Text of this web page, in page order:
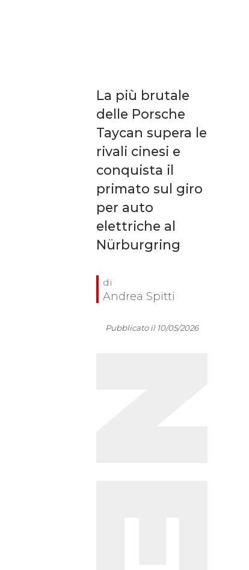
La più brutale
delle Porsche
Taycan supera le
rivali cinesi e
conquista il
primato sul giro
per auto
elettriche al
Nürburgring
Andrea Spitti
Pubblicato il 10/05/2026